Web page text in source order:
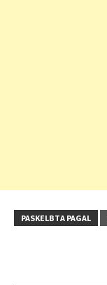
PASKELBTA PAGAL